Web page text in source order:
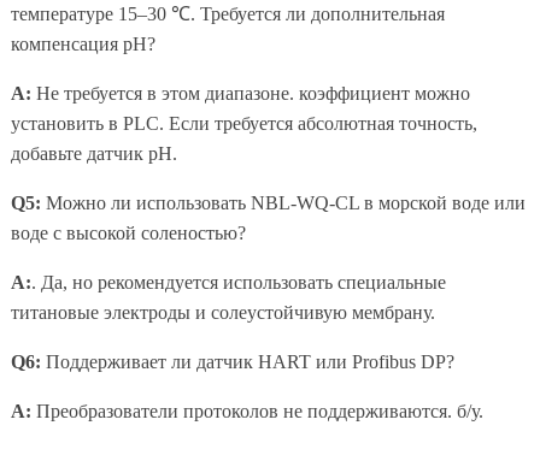
температуре 15–30 ℃. Требуется ли дополнительная
компенсация pH?
A: Не требуется в этом диапазоне. коэффициент можно
установить в PLC. Если требуется абсолютная точность,
добавьте датчик pH.
Q5: Можно ли использовать NBL-WQ-CL в морской воде или
воде с высокой соленостью?
A:. Да, но рекомендуется использовать специальные
титановые электроды и солеустойчивую мембрану.
Q6: Поддерживает ли датчик HART или Profibus DP?
A: Преобразователи протоколов не поддерживаются. б/у.